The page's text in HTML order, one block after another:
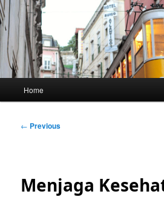
Skip
to
primary
content
Home
Post
← Previous
Menjaga